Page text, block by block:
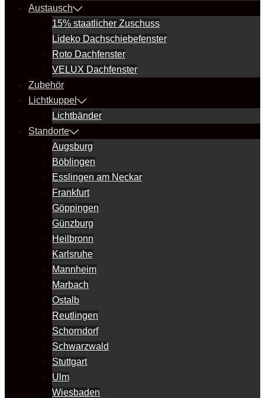
Austausch
15% staatlicher Zuschuss
Lideko Dachschiebefenster
Roto Dachfenster
VELUX Dachfenster
Zubehör
Lichtkuppel
Lichtbänder
Standorte
Augsburg
Böblingen
Esslingen am Neckar
Frankfurt
Göppingen
Günzburg
Heilbronn
Karlsruhe
Mannheim
Marbach
Ostalb
Reutlingen
Schorndorf
Schwarzwald
Stuttgart
Ulm
Wiesbaden